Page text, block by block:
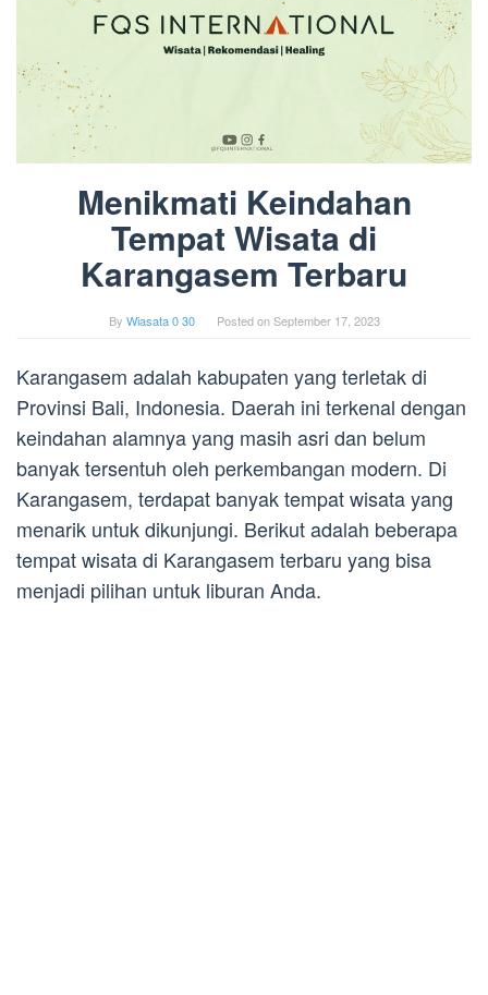
Menikmati Keindahan
Tempat Wisata di
Karangasem Terbaru
By Wiasata 0 30 Posted onSeptember 17, 2023
Karangasem adalah kabupaten yang terletak di
Provinsi Bali, Indonesia. Daerah ini terkenal dengan
keindahan alamnya yang masih asri dan belum
banyak tersentuh oleh perkembangan modern. Di
Karangasem, terdapat banyak tempat wisata yang
menarik untuk dikunjungi. Berikut adalah beberapa
tempat wisata di Karangasem terbaru yang bisa
menjadi pilihan untuk liburan Anda.